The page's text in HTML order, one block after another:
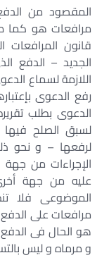
الجديد – الدفع
اللازمة لسماع
رفع الدعوى
الدعوى بطلب
لسبق الصلح فيها
لرفعها – و نحو
الإجراءات من جهة
عليه من جهة
مرافعات على
هو الحال فى
و مرماه و ليس